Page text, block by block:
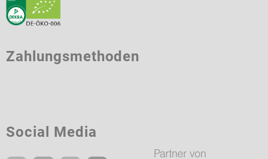
Zahlungsmethoden
Social Media